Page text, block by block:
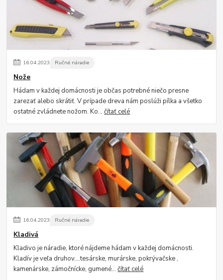
16.04.2023 Ručné náradie
Nože
Hádam v každej domácnosti je občas potrebné niečo presne
zarezať alebo skrátiť. V prípade dreva nám poslúži pílka a všetko
ostatné zvládnete nožom. Ko...čítať celé
16.04.2023 Ručné náradie
Kladivá
Kladivo je náradie, ktoré nájdeme hádam v každej domácnosti.
Kladív je veľa druhov....tesárske, murárske, pokrývačske ,
kamenárske, zámočnícke, gumené...čítať celé